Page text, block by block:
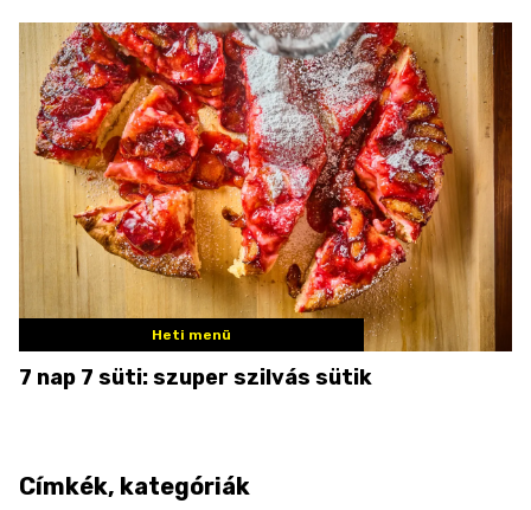
Heti menü
7 nap 7 süti: szuper szilvás sütik
Címkék, kategóriák